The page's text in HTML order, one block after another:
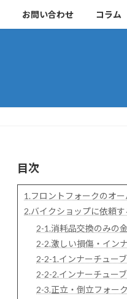
お問い合わせ コラム
目次
1.フロントフォークのオ
2.バイクショップに依頼
2-1.消耗品交換のみの
2-2.激しい損傷・イン
2-2-1.インナーチュー
2-2-2.インナーチュー
2-3.正立・倒立フォー